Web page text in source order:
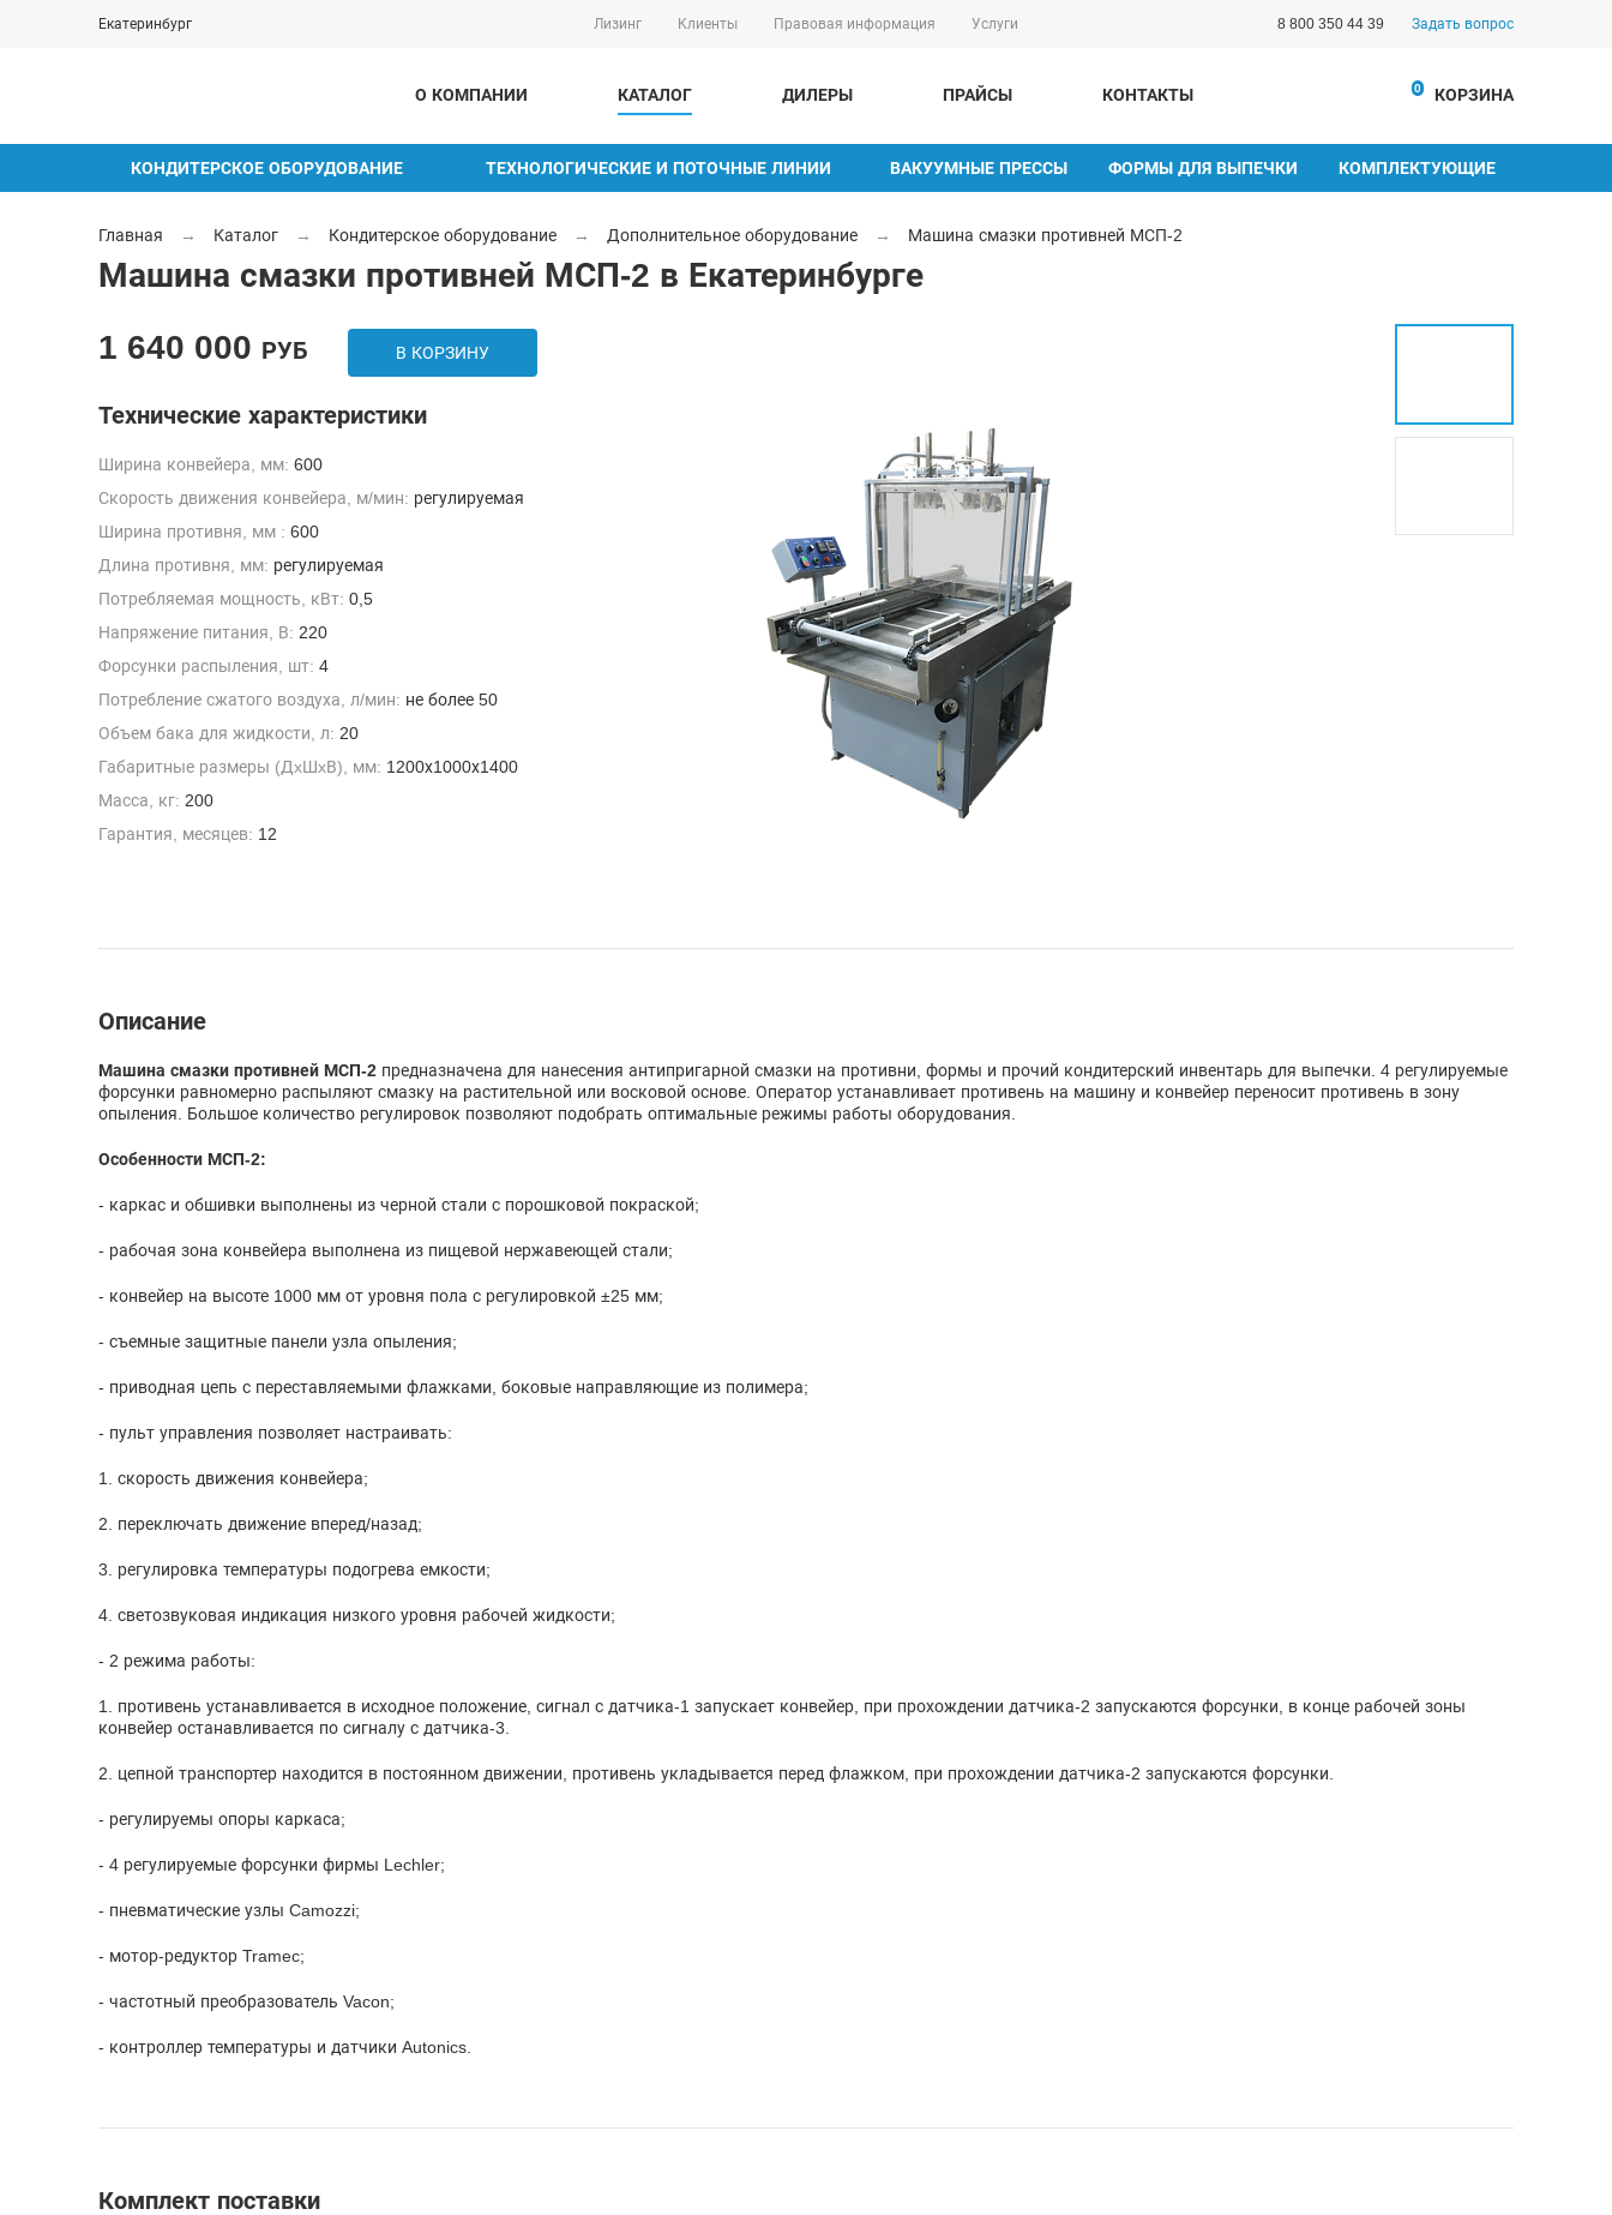
Екатеринбург Лизинг Клиенты Правовая информация Услуги 8 800 350 44 39 Задать вопрос
О КОМПАНИИ КАТАЛОГ ДИЛЕРЫ ПРАЙСЫ КОНТАКТЫ 0 КОРЗИНА
КОНДИТЕРСКОЕ ОБОРУДОВАНИЕ ТЕХНОЛОГИЧЕСКИЕ И ПОТОЧНЫЕ ЛИНИИ ВАКУУМНЫЕ ПРЕССЫ ФОРМЫ ДЛЯ ВЫПЕЧКИ КОМПЛЕКТУЮЩИЕ
Главная → Каталог → Кондитерское оборудование → Дополнительное оборудование → Машина смазки противней МСП-2
Машина смазки противней МСП-2 в Екатеринбурге
1 640 000 РУБ В КОРЗИНУ
Технические характеристики
Ширина конвейера, мм: 600
Скорость движения конвейера, м/мин: регулируемая
Ширина противня, мм : 600
Длина противня, мм: регулируемая
Потребляемая мощность, кВт: 0,5
Напряжение питания, В: 220
Форсунки распыления, шт: 4
Потребление сжатого воздуха, л/мин: не более 50
Объем бака для жидкости, л: 20
Габаритные размеры (ДxШxВ), мм: 1200х1000х1400
Масса, кг: 200
Гарантия, месяцев: 12
Описание
Машина смазки противней МСП-2 предназначена для нанесения антипригарной смазки на противни, формы и прочий кондитерский инвентарь для выпечки. 4 регулируемые
форсунки равномерно распыляют смазку на растительной или восковой основе. Оператор устанавливает противень на машину и конвейер переносит противень в зону
опыления. Большое количество регулировок позволяют подобрать оптимальные режимы работы оборудования.
Особенности МСП-2:
- каркас и обшивки выполнены из черной стали с порошковой покраской;
- рабочая зона конвейера выполнена из пищевой нержавеющей стали;
- конвейер на высоте 1000 мм от уровня пола с регулировкой ±25 мм;
- съемные защитные панели узла опыления;
- приводная цепь с переставляемыми флажками, боковые направляющие из полимера;
- пульт управления позволяет настраивать:
1. скорость движения конвейера;
2. переключать движение вперед/назад;
3. регулировка температуры подогрева емкости;
4. светозвуковая индикация низкого уровня рабочей жидкости;
- 2 режима работы:
1. противень устанавливается в исходное положение, сигнал с датчика-1 запускает конвейер, при прохождении датчика-2 запускаются форсунки, в конце рабочей зоны
конвейер останавливается по сигналу с датчика-3.
2. цепной транспортер находится в постоянном движении, противень укладывается перед флажком, при прохождении датчика-2 запускаются форсунки.
- регулируемы опоры каркаса;
- 4 регулируемые форсунки фирмы Lechler;
- пневматические узлы Camozzi;
- мотор-редуктор Tramec;
- частотный преобразователь Vacon;
- контроллер температуры и датчики Autonics.
Комплект поставки